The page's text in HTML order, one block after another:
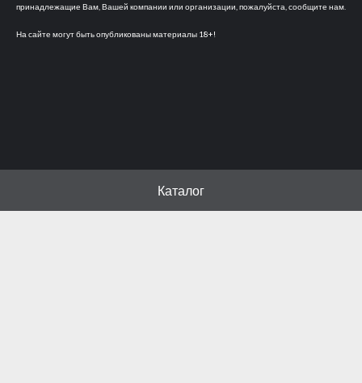
принадлежащие Вам, Вашей компании или организации, пожалуйста, сообщите нам.
На сайте могут быть опубликованы материалы 18+!
Каталог